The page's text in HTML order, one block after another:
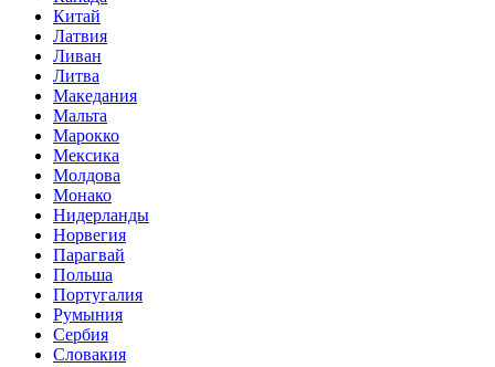
Китай
Латвия
Ливан
Литва
Македания
Мальта
Марокко
Мексика
Молдова
Монако
Нидерланды
Норвегия
Парагвай
Польша
Португалия
Румыния
Сербия
Словакия